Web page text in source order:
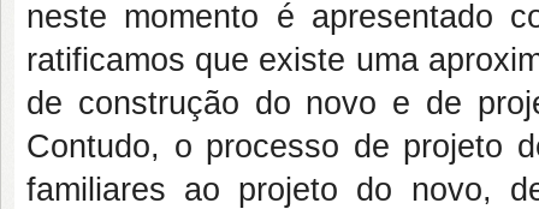
neste momento é apresentado
ratificamos que existe uma
de construção do novo e de
Contudo, o processo de projeto
familiares ao projeto do novo,